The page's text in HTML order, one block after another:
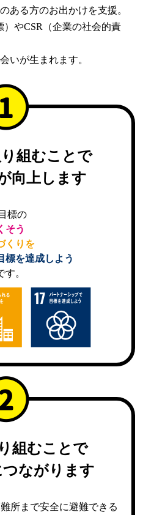
ある方のお出かけを支援。
）やCSR（企業の社会的責
いが生まれます。
組むことで
向上します
標の
そう
くりを
標を達成しよう
。
組むことで
ながります
所まで安全に避難できる